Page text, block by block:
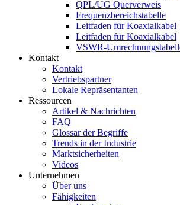
QPL/UG Querverweis
Frequenzbereichstabelle
Leitfaden für Koaxialkabel
Leitfaden für Koaxialkabel
VSWR-
Kontakt
Kontakt
Vertriebspartner
Lokale Repräsentanten
Ressourcen
Artikel & Nachrichten
FAQ
Glossar der Begriffe
Trends in der Industrie
Marktsicherheiten
Videos
Unternehmen
Über uns
Fähigkeiten